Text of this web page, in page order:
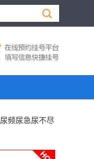
尿频尿急尿不尽